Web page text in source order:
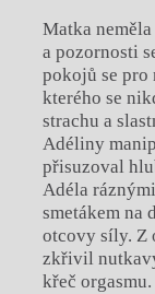
Matka
a pozornosti
pokojů se pro
kterého se
strachu a
Adéliny
přisuzoval
Adéla
smetákem na
otcovy síly. Z
zkřivil
křeč orgasmu.